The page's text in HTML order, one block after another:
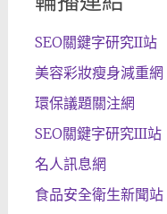
SEO關鍵字研究II站
美容彩妝瘦身減重網
環保議題關注網
SEO關鍵字研究III站
名人訊息網
食品安全衛生新聞站